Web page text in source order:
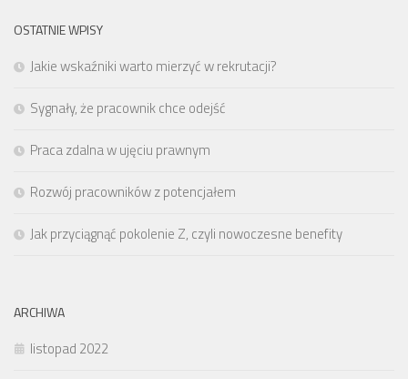
OSTATNIE WPISY
Jakie wskaźniki warto mierzyć w rekrutacji?
Sygnały, że pracownik chce odejść
Praca zdalna w ujęciu prawnym
Rozwój pracowników z potencjałem
Jak przyciągnąć pokolenie Z, czyli nowoczesne benefity
ARCHIWA
listopad 2022